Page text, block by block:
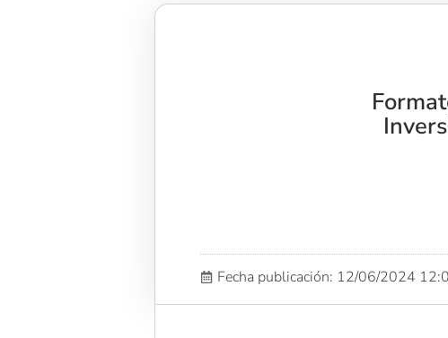
Fecha publicación: 12/06/2024